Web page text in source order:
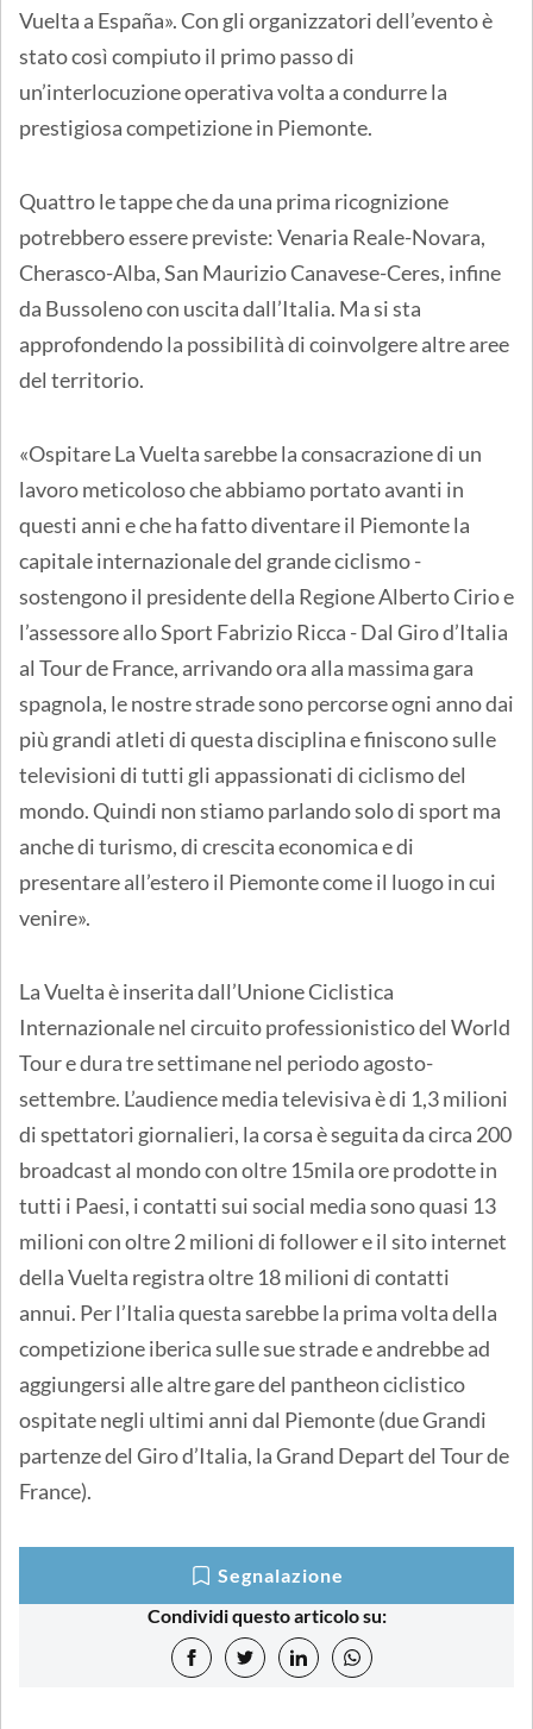
Vuelta a España». Con gli organizzatori dell’evento è
stato così compiuto il primo passo di
un’interlocuzione operativa volta a condurre la
prestigiosa competizione in Piemonte.
Quattro le tappe che da una prima ricognizione
potrebbero essere previste: Venaria Reale-Novara,
Cherasco-Alba, San Maurizio Canavese-Ceres, infine
da Bussoleno con uscita dall’Italia. Ma si sta
approfondendo la possibilità di coinvolgere altre aree
del territorio.
«Ospitare La Vuelta sarebbe la consacrazione di un
lavoro meticoloso che abbiamo portato avanti in
questi anni e che ha fatto diventare il Piemonte la
capitale internazionale del grande ciclismo -
sostengono il presidente della Regione Alberto Cirio e
l’assessore allo Sport Fabrizio Ricca - Dal Giro d’Italia
al Tour de France, arrivando ora alla massima gara
spagnola, le nostre strade sono percorse ogni anno dai
più grandi atleti di questa disciplina e finiscono sulle
televisioni di tutti gli appassionati di ciclismo del
mondo. Quindi non stiamo parlando solo di sport ma
anche di turismo, di crescita economica e di
presentare all’estero il Piemonte come il luogo in cui
venire».
La Vuelta è inserita dall’Unione Ciclistica
Internazionale nel circuito professionistico del World
Tour e dura tre settimane nel periodo agosto-
settembre. L’audience media televisiva è di 1,3 milioni
di spettatori giornalieri, la corsa è seguita da circa 200
broadcast al mondo con oltre 15mila ore prodotte in
tutti i Paesi, i contatti sui social media sono quasi 13
milioni con oltre 2 milioni di follower e il sito internet
della Vuelta registra oltre 18 milioni di contatti
annui. Per l’Italia questa sarebbe la prima volta della
competizione iberica sulle sue strade e andrebbe ad
aggiungersi alle altre gare del pantheon ciclistico
ospitate negli ultimi anni dal Piemonte (due Grandi
partenze del Giro d’Italia, la Grand Depart del Tour de
France).
Segnalazione
Condividi questo articolo su: